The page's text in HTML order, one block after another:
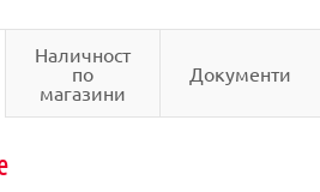
Наличност
по
магазини
Документи